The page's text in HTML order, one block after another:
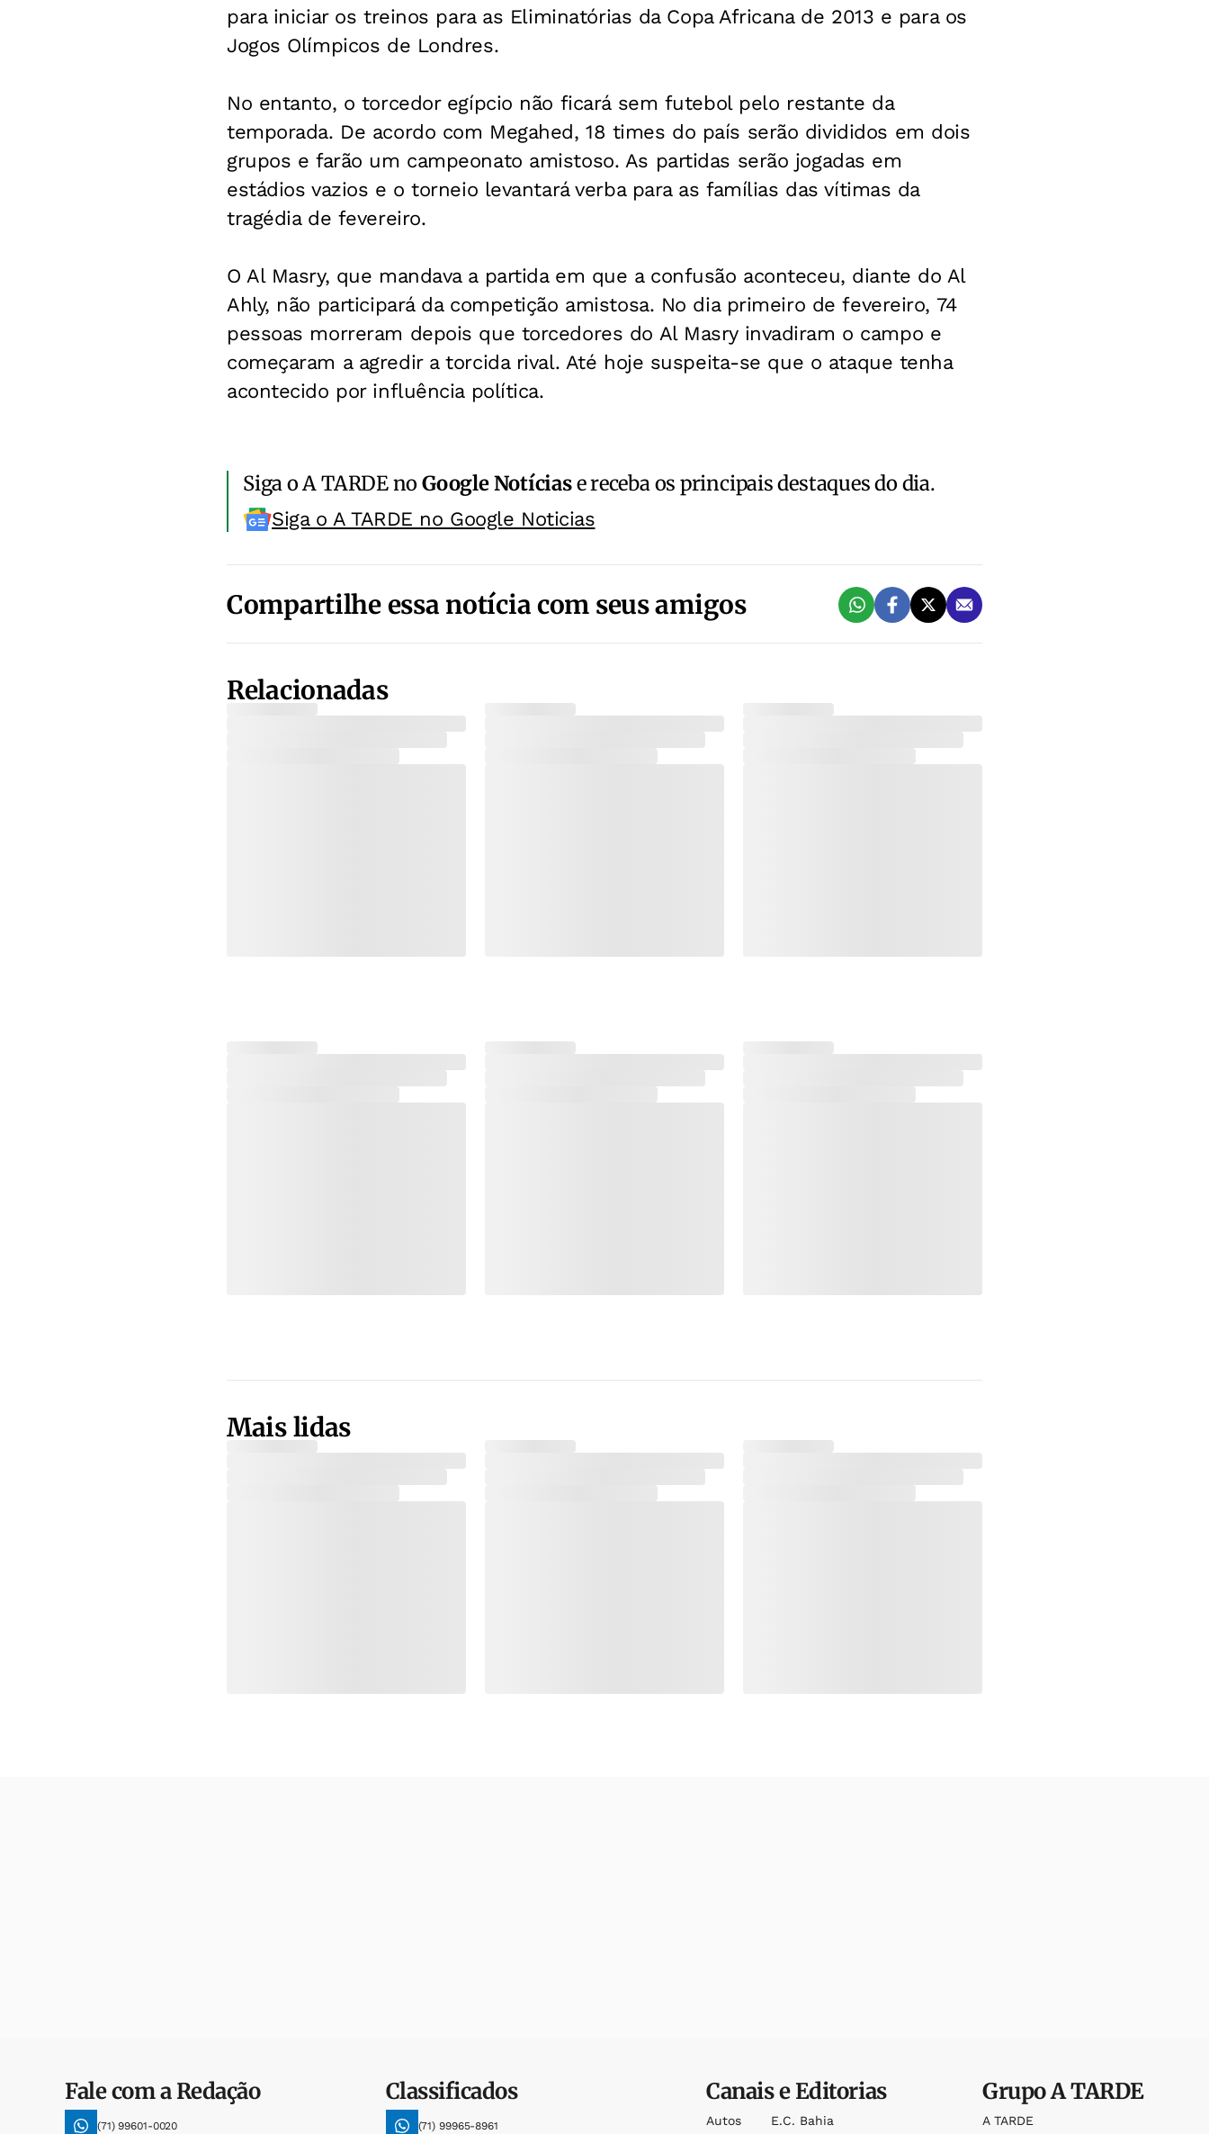
para iniciar os treinos para as Eliminatórias da Copa Africana de 2013 e para os
Jogos Olímpicos de Londres.
No entanto, o torcedor egípcio não ficará sem futebol pelo restante da
temporada. De acordo com Megahed, 18 times do país serão divididos em dois
grupos e farão um campeonato amistoso. As partidas serão jogadas em
estádios vazios e o torneio levantará verba para as famílias das vítimas da
tragédia de fevereiro.
O Al Masry, que mandava a partida em que a confusão aconteceu, diante do Al
Ahly, não participará da competição amistosa. No dia primeiro de fevereiro, 74
pessoas morreram depois que torcedores do Al Masry invadiram o campo e
começaram a agredir a torcida rival. Até hoje suspeita-se que o ataque tenha
acontecido por influência política.
Siga o A TARDE noGoogle Notíciase receba os principais destaques do dia.
Siga o A TARDE no Google Noticias
Compartilhe essa notícia com seus amigos
Relacionadas
Mais lidas
Fale com a Redação
(71) 99601-0020
Classificados
(71) 99965-8961
Canais e Editorias
Autos E.c. Bahia
GrupoA TARDE
A TARDE